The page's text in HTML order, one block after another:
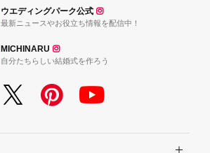
ウエディングパーク公式
最新ニュースやお役立ち情報を配信中！
MICHINARU
自分たちらしい結婚式を作ろう